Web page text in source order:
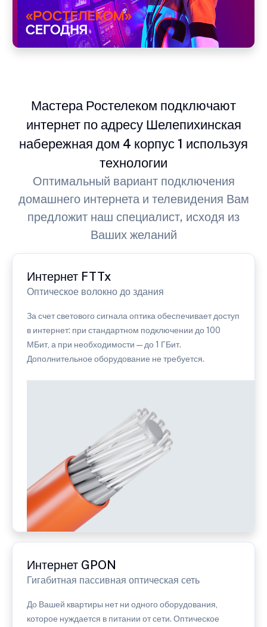
Мастера Ростелеком подключают
интернет по адресу Шелепихинская
набережная дом 4 корпус 1 используя
технологии
Оптимальный вариант подключения
домашнего интернета и телевидения Вам
предложит наш специалист, исходя из
Ваших желаний
Интернет FTTx
Оптическое волокно до здания
За счет светового сигнала оптика обеспечивает доступ
в интернет: при стандартном подключении до 100
МБит, а при необходимости — до 1 ГБит.
Дополнительное оборудование не требуется.
Интернет GPON
Гигабитная пассивная оптическая сеть
До Вашей квартиры нет ни одного оборудования,
которое нуждается в питании от сети. Оптическое